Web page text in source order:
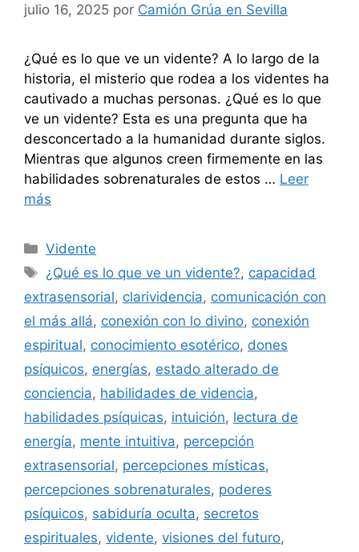
julio 16, 2025 por Camión Grúa en Sevilla
¿Qué es lo que ve un vidente? A lo largo de la
historia, el misterio que rodea a los videntes ha
cautivado a muchas personas. ¿Qué es lo que
ve un vidente? Esta es una pregunta que ha
desconcertado a la humanidad durante siglos.
Mientras que algunos creen firmemente en las
habilidades sobrenaturales de estos … Leer
más
Categorías
Vidente
Etiquetas
¿Qué es lo que ve un vidente?, capacidad
extrasensorial, clarividencia, comunicación con
el más allá, conexión con lo divino, conexión
espiritual, conocimiento esotérico, dones
psíquicos, energías, estado alterado de
conciencia, habilidades de videncia,
habilidades psíquicas, intuición, lectura de
energía, mente intuitiva, percepción
extrasensorial, percepciones místicas,
percepciones sobrenaturales, poderes
psíquicos, sabiduría oculta, secretos
espirituales, vidente, visiones del futuro,